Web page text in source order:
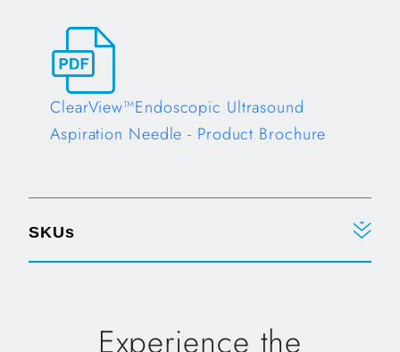
ClearView™Endoscopic Ultrasound
Aspiration Needle - Product Brochure
SKUs
Experience the